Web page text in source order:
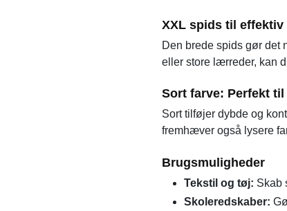
XXL spids til
Den brede spids gør det
eller store lærreder, kan
Sort farve: Perfekt
Sort tilføjer dybde og
fremhæver også lysere
Brugsmuligheder
Tekstil og tøj: Skab
Skoleredskaber: